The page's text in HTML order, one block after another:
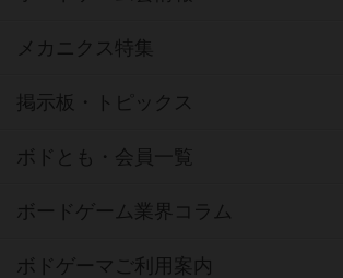
メカニクス特集
掲示板・トピックス
ボドとも・会員一覧
ボードゲーム業界コラム
ボドゲーマご利用案内